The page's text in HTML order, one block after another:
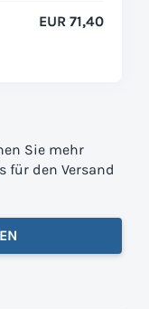
EUR 71,40
Sie mehr
für den Versand